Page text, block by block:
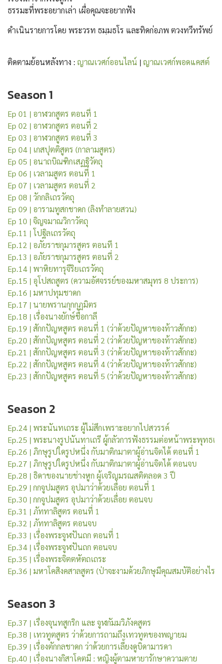
ธรรมะที่พระอยากเล่า เผื่อคุณจะอยากฟัง
ดำเนินรายการโดย พระวรท ธมฺมธโร และทิดก่อภพ ตวงทวีทรัพย์
ติดตามย้อนหลังทาง : ญาณเวศก์ออนไลน์ | ญาณเวศก์พอดแคสต์
Season 1
Ep 01 | อาฬวกสูตร ตอนที่ 1
Ep 02 | อาฬวกสูตร ตอนที่ 2
Ep 03 | อาฬวกสูตร ตอนที่ 3
Ep 04 | เกสปุตติสูตร (กาลามสูตร)
Ep 05 | อนาถบิณฑิกเสฏฐิวัตถุ
Ep 06 | เวลามสูตร ตอนที่ 1
Ep 07 | เวลามสูตร ตอนที่ 2
Ep 08 | วักกลิเถรวัตถุ
Ep 09 | อารามทูสกชาดก (ลิงทำลายสวน)
Ep 10 | จิญจมาณวิกาวัตถุ
Ep.11 | โปฐิลเถรวัตถุ
Ep.12 | อภัยราชกุมารสูตร ตอนที 1
Ep.13 | อภัยราชกุมารสูตร ตอนที่ 2
Ep.14 | พาหิยทารุจีริยเถรวัตถุ
Ep.15 | อุโปสถสูตร (ความอัศจรรย์ของมหาสมุทร 8 ประการ)
Ep.16 | มหาปทุมชาดก
Ep.17 | นายพรานกุกกุฏมิตร
Ep.18 | เรื่องนางยักษ์ชื่อกาลี
Ep.19 | สักกปัญหสูตร ตอนที่ 1 (ว่าด้วยปัญหาของท้าวสักกะ)
Ep.20 | สักกปัญหสูตร ตอนที่ 2 (ว่าด้วยปัญหาของท้าวสักกะ)
Ep.21 | สักกปัญหสูตร ตอนที่ 3 (ว่าด้วยปัญหาของท้าวสักกะ)
Ep.22 | สักกปัญหสูตร ตอนที่ 4 (ว่าด้วยปัญหาของท้าวสักกะ)
Ep.23 | สักกปัญหสูตร ตอนที่ 5 (ว่าด้วยปัญหาของท้าวสักกะ)
Season 2
Ep.24 | พระนันทเถระ ผู้ไม่สึกเพราะอยากไปสวรรค์
Ep.25 | พระนางรูปนันทาเถรี ผู้กลัวการฟังธรรมต่อหน้าพระพุทธเจ้
Ep.26 | ภิกษุรูปใดรูปหนึ่ง กับมาติกมาตาผู้อ่านจิตได้ ตอนที่ 1
Ep.27 | ภิกษุรูปใดรูปหนึ่ง กับมาติกมาตาผู้อ่านจิตได้ ตอนจบ
Ep.28 | ธิดาของนายช่างหูก ผู้เจริญมรณสติตลอด 3 ปี
Ep.29 | กกจูปมสูตร อุปมาว่าด้วยเลื่อย ตอนที่ 1
Ep.30 | กกจูปมสูตร อุปมาว่าด้วยเลื่อย ตอนจบ
Ep.31 | ภัททาลิสูตร ตอนที่ 1
Ep.32 | ภัททาลิสูตร ตอนจบ
Ep.33 | เรื่องพระจูฬปันถก ตอนที่ 1
Ep.34 | เรื่องพระจูฬปันถก ตอนจบ
Ep.35 | เรื่องพระจิตตหัตถเถระ
Ep.36 | มหาโคสิงคสาลสูตร (ป่าจะงามด้วยภิกษุมีคุณสมบัติอย่างไร)
Season 3
Ep.37 | เรื่องจุนทสูกริก และ จูฬกัมมวิภังคสูตร
Ep.38 | เทวทูตสูตร ว่าด้วยการถามถึงเทวทูตของพญายม
Ep.39 | เรื่องตักกลชาดก ว่าด้วยการเลี้ยงดูบิดามารดา
Ep.40 | เรื่องนางกิสาโคตมี : หญิงผู้ตามหายารักษาความตาย